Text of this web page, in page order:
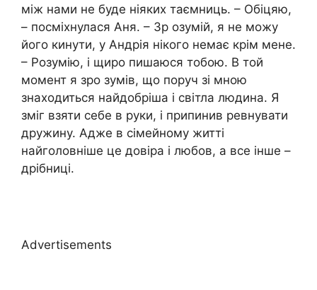
між нами не буде ніяких таємниць. – Обіцяю,
– посміхнулася Аня. – Зр озумій, я не можу
його кинути, y Андрія нікого немає крім мене.
– Розумію, і щиро пишаюся тобою. В той
момент я зро зумів, що поруч зі мною
знаходиться найдобріша і світла людина. Я
зміг взяти себе в руки, і припинив ревнувати
дружину. Адже в сімейному житті
найголовніше це довіра і любов, a все інше –
дрібниці.
Advertisements